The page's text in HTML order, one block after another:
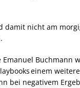
damit nicht am
Emanuel Buchmann
einem
bei negativem